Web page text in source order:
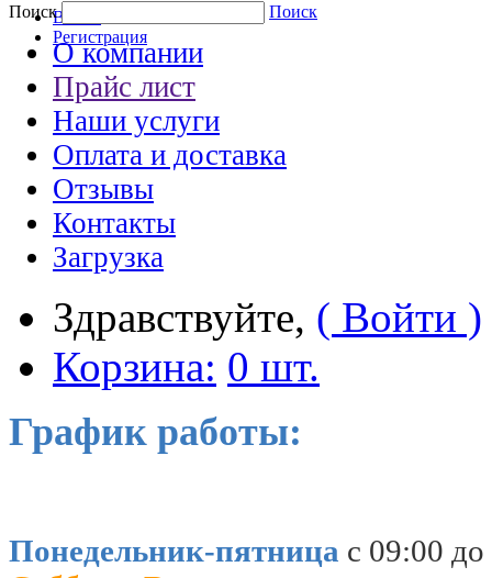
Войти
Регистрация
Поиск Поиск
О компании
Прайс лист
Наши услуги
Оплата и доставка
Отзывы
Контакты
Загрузка
Здравствуйте, ( Войти )
Корзина: 0 шт.
График работы:
Понедельник-пятница с 09:00